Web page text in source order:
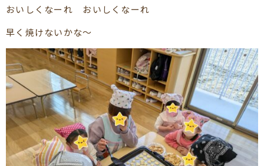
おいしくなーれ おいしくなーれ
早く焼けないかな～